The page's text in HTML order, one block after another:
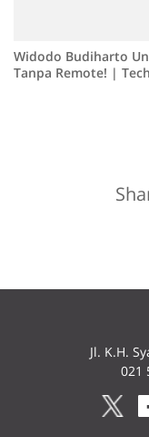
Widodo Budiharto
Tanpa Remote! |
Jl. K.H.
021